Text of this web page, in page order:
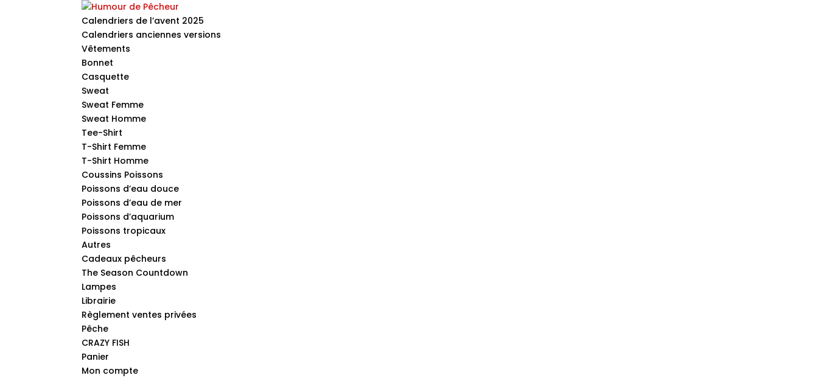
Calendriers de l’avent 2025
Calendriers anciennes versions
Vêtements
Bonnet
Casquette
Sweat
Sweat Femme
Sweat Homme
Tee-Shirt
T-Shirt Femme
T-Shirt Homme
Coussins Poissons
Poissons d’eau douce
Poissons d’eau de mer
Poissons d’aquarium
Poissons tropicaux
Autres
Cadeaux pêcheurs
The Season Countdown
Lampes
Librairie
Règlement ventes privées
Pêche
CRAZY FISH
Panier
Mon compte